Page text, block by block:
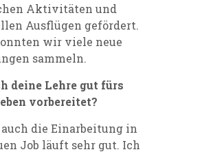
Aktivitäten und
Ausflügen gefördert.
wir viele neue
sammeln.
deine Lehre gut fürs
vorbereitet?
auch die Einarbeitung in
Job läuft sehr gut. Ich